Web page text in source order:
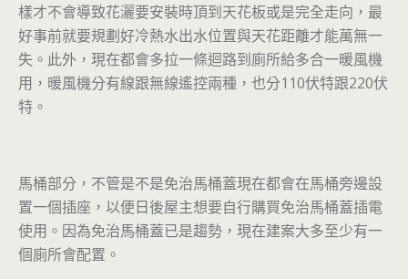
樣才不會導致花灑要安裝時頂到天花板或是完全走向，最
好事前就要規劃好冷熱水出水位置與天花距離才能萬無一
失。此外，現在都會多拉一條迴路到廁所給多合一暖風機
用，暖風機分有線跟無線遙控兩種，也分110伏特跟220伏
特。
馬桶部分，不管是不是免治馬桶蓋現在都會在馬桶旁邊設
置一個插座，以便日後屋主想要自行購買免治馬桶蓋插電
使用。因為免治馬桶蓋已是趨勢，現在建案大多至少有一
個廁所會配置。